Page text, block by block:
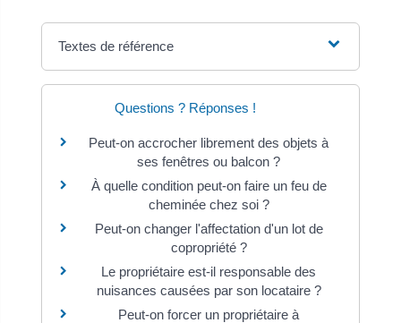
Textes de référence
Questions ? Réponses !
Peut-on accrocher librement des objets à
ses fenêtres ou balcon ?
À quelle condition peut-on faire un feu de
cheminée chez soi ?
Peut-on changer l'affectation d'un lot de
copropriété ?
Le propriétaire est-il responsable des
nuisances causées par son locataire ?
Peut-on forcer un propriétaire à